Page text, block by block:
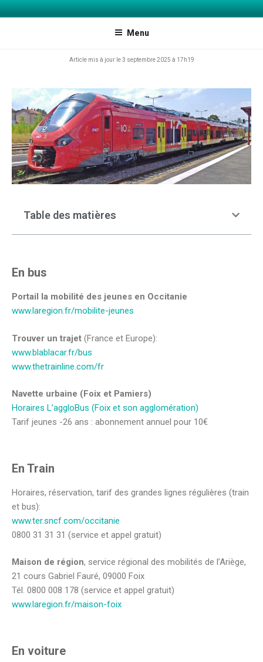
INFOJEUNES ARIÈGE ET AGGLO
FOIX-VARILHES
Explorer les possibles
Menu
Article mis à jour le 3 septembre 2025 à 17h19
Table des matières
En bus
Portail la mobilité des jeunes en Occitanie
www.laregion.fr/mobilite-jeunes
Trouver un trajet (France et Europe):
www.blablacar.fr/bus
www.thetrainline.com/fr
Navette urbaine (Foix et Pamiers)
Horaires L’aggloBus (Foix et son agglomération)
Tarif jeunes -26 ans : abonnement annuel pour 10€
En Train
Horaires, réservation, tarif des grandes lignes régulières (train
et bus):
www.ter.sncf.com/occitanie
0800 31 31 31 (service et appel gratuit)
Maison de région, service régional des mobilités de l’Ariège,
21 cours Gabriel Fauré, 09000 Foix
Tél. 0800 008 178 (service et appel gratuit)
www.laregion.fr/maison-foix
En voiture